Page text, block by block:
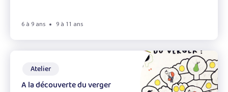
Les émotions
6 à 9 ans 9 à 11 ans
Atelier
A la découverte du verger